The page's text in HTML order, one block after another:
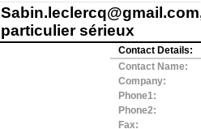
particulier sérieux
Contact Details:
Contact Name:
Company:
Phone1:
Phone2:
Fax: